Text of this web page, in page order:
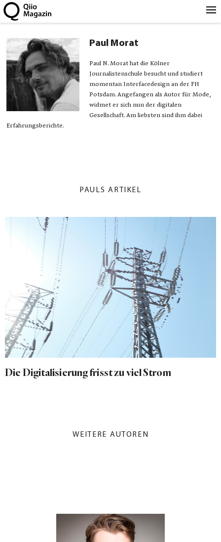
Paul Morat
Paul N. Morat hat die Kölner
Journalistenschule besucht und studiert
momentan Interfacedesign an der FH
Potsdam. Angefangen als Autor für Mode,
widmet er sich nun der digitalen
Gesellschaft. Am liebsten sind ihm dabei
Erfahrungsberichte.
PAULS ARTIKEL
Die Digitalisierung frisst zu viel Strom
WEITERE AUTOREN